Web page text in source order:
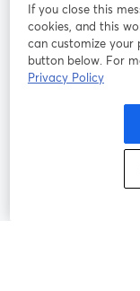
Cookie-
If you close this
cookies, and this
can customize your
button below. For
Privacy Policy